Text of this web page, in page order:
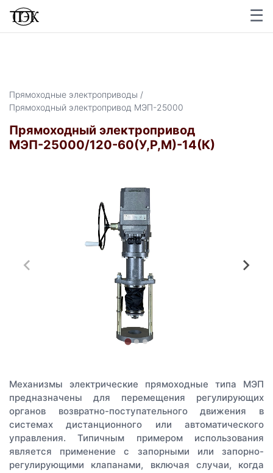
☰
×
Прямоходные электроприводы /
Прямоходный электропривод МЭП-25000
Прямоходный электропривод
МЭП-25000/120-60(У,Р,М)-14(К)
Механизмы электрические прямоходные типа МЭП
предназначены для перемещения регулирующих
органов возвратно-поступательного движения в
системах дистанционного или автоматического
управления. Типичным примером использования
является применение с запорными или запорно-
регулирующими клапанами, включая случаи, когда